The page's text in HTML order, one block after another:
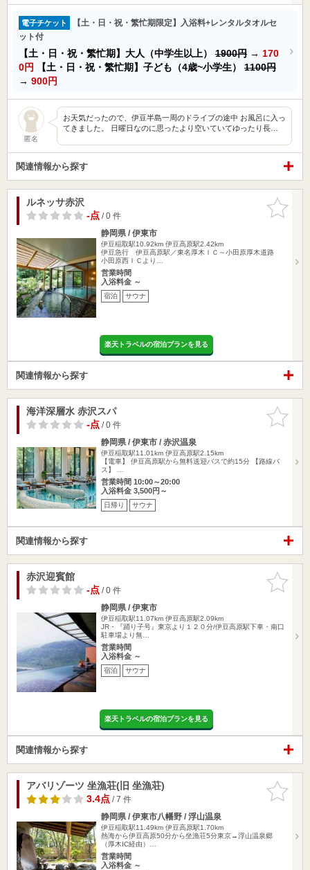
電子チケット
【土・日・祝・繁忙期限定】入浴料+レンタルタオルセ
ット付
【土・日・祝・繁忙期】大人（中学生以上） 1900円 → 170
0円
【土・日・祝・繁忙期】子ども（4歳~小学生） 1100円
→ 900円
匿名
お天気だったので、伊豆半島一周のドライブの途中 お風呂に入っ
てきました。 日曜日なのに思ったより空いていてゆったり長…
関連情報から探す
お気に入
りに追加
ルネッサ赤沢
-点/ 0 件
静岡県 / 伊東市
伊豆稲取駅10.92km 伊豆高原駅2.42km
伊豆急行 伊豆高原駅／東名厚木ＩＣ～小田原厚木道路
小田原西ＩＣより…
営業時間
入浴料金 ～
宿泊 サウナ
楽天トラベルの宿泊プランを見る
関連情報から探す
お気に入
りに追加
海洋深層水 赤沢スパ
-点/ 0 件
静岡県 / 伊東市 / 赤沢温泉
伊豆稲取駅11.01km 伊豆高原駅2.15km
【電車】 伊豆高原駅から無料送迎バスで約15分 【路線バ
ス】 …
営業時間 10:00～20:00
入浴料金 3,500円～
日帰り サウナ
関連情報から探す
お気に入
りに追加
赤沢迎賓館
-点/ 0 件
静岡県 / 伊東市
伊豆稲取駅11.07km 伊豆高原駅2.09km
JR・『踊り子号』東京より１２０分/伊豆高原駅下車・南口
駐車場より無…
営業時間
入浴料金 ～
宿泊 サウナ
楽天トラベルの宿泊プランを見る
関連情報から探す
お気に入
りに追加
アバリゾーツ 坐漁荘(旧 坐漁荘)
3.4点/ 7 件
静岡県 / 伊東市八幡野 / 浮山温泉
伊豆稲取駅11.49km 伊豆高原駅1.70km
熱海から伊豆高原50分から坐漁荘5分東京→浮山温泉郷
（厚木IC経由）…
営業時間
入浴料金 ～